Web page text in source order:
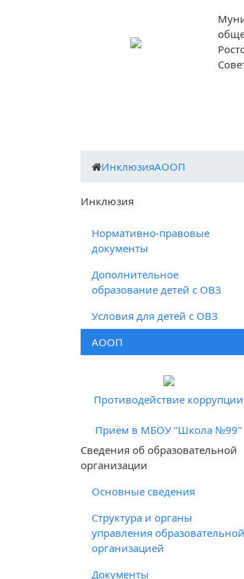
ИнклюзияАООП
Инклюзия
Нормативно-правовые
документы
Дополнительное
образование детей с ОВЗ
Условия для детей с ОВЗ
АООП
Противодействие коррупции
Приём в МБОУ "Школа №99"
Cведения об образовательной
организации
Основные сведения
Структура и органы
управления образовательной
организацией
Документы